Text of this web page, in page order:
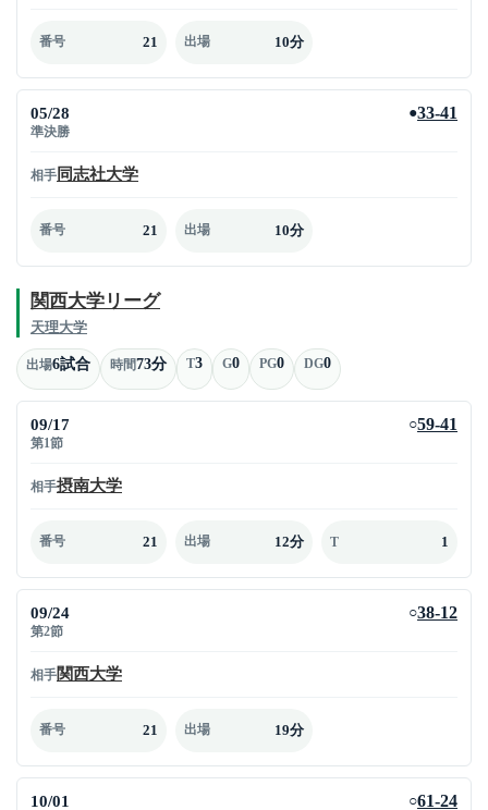
番号 21 出場 10分
05/28
準決勝
●33-41
相手 同志社大学
番号 21 出場 10分
関西大学リーグ
天理大学
出場6試合 時間73分 T3 G0 PG0 DG0
09/17
第1節
○59-41
相手摂南大学
番号 21 出場 12分 T 1
09/24
第2節
○38-12
相手関西大学
番号 21 出場 19分
10/01 ○61-24